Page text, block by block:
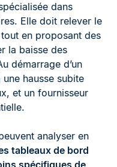
dans
Elle doit relever le
en proposant des
la baisse des
démarrage d’un
hausse subite
et un fournisseur
analyser en
tableaux de bord